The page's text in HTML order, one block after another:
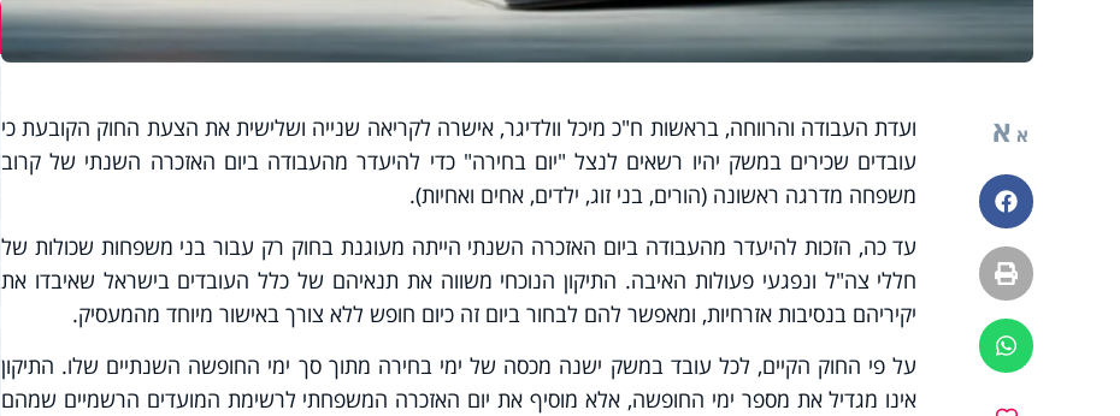
א א
פייסבוק
הדפסה
ווטסאפ
ועדת העבודה והרווחה, בראשות ח"כ מיכל וולדיגר, אישרה לקריאה שנייה ושלישית את הצעת החוק הקובעת כי
עובדים שכירים במשק יהיו רשאים לנצל "יום בחירה" כדי להיעדר מהעבודה ביום האזכרה השנתי של קרוב
משפחה מדרגה ראשונה (הורים, בני זוג, ילדים, אחים ואחיות).
עד כה, הזכות להיעדר מהעבודה ביום האזכרה השנתי הייתה מעוגנת בחוק רק עבור בני משפחות שכולות של
חללי צה"ל ונפגעי פעולות האיבה. התיקון הנוכחי משווה את תנאיהם של כלל העובדים בישראל שאיבדו את
יקיריהם בנסיבות אזרחיות, ומאפשר להם לבחור ביום זה כיום חופש ללא צורך באישור מיוחד מהמעסיק.
על פי החוק הקיים, לכל עובד במשק ישנה מכסה של ימי בחירה מתוך סך ימי החופשה השנתיים שלו. התיקון
אינו מגדיל את מספר ימי החופשה, אלא מוסיף את יום האזכרה המשפחתי לרשימת המועדים הרשמיים שמהם